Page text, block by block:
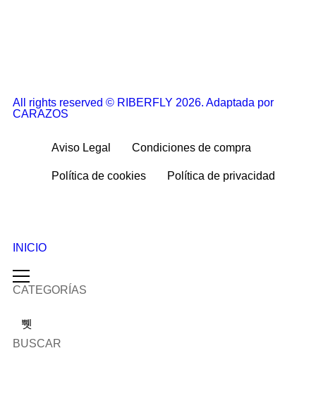
All rights reserved © RIBERFLY 2026. Adaptada por
CARAZOS
Aviso Legal Condiciones de compra
Política de cookies Política de privacidad
INICIO
CATEGORÍAS
BUSCAR